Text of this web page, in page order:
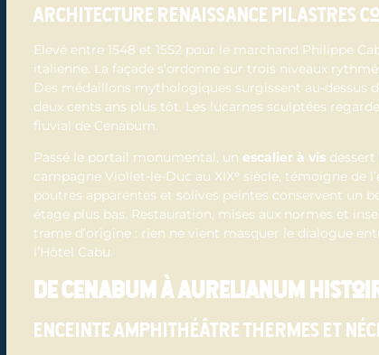
Architecture Renaissance pilastres
Élevé entre 1548 et 1552 pour le marchand Philippe
italienne. La façade s’ordonne sur trois niveaux
Des médaillons mythologiques surgissent au-dessus
deux cents ans plus tôt. Les lucarnes sculptées
fluvial de Cenabum.
Passé le portail monumental, un escalier à vis dessert
campagne Viollet-le-Duc au XIXᵉ siècle, témoigne de
poutres apparentes et solives peintes conservent un
étage plus bas. Restauration, mises aux normes et
trame d’origine : rien ne vient masquer le dialogue
l’Hôtel Cabu.
De Cenabum à Aurelianum
Enceinte amphithéâtre thermes et